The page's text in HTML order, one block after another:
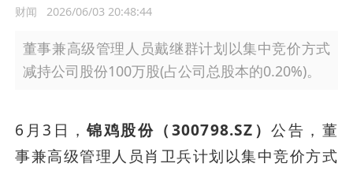
财闻 2026/06/03 20:48:44
董事兼高级管理人员戴继群计划以集中竞价方式
减持公司股份100万股(占公司总股本的0.20%)。
6月3日，锦鸡股份（300798.SZ）公告，董
事兼高级管理人员肖卫兵计划以集中竞价方式